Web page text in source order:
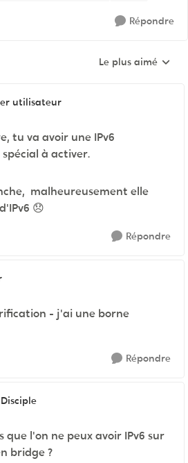
Répondre
Réponses triées
Le plus aimé
utilisateur
tu va avoir une IPv6
à activer.
malheureusement elle
😞
Répondre
- j'ai une borne
Répondre
Disciple
que l'on ne peux avoir IPv6 sur
bridge ?